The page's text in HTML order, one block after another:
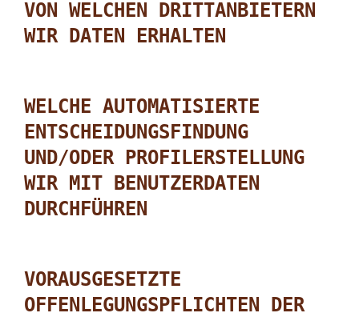
VON WELCHEN DRITTANBIETERN
WIR DATEN ERHALTEN
WELCHE AUTOMATISIERTE
ENTSCHEIDUNGSFINDUNG
UND/ODER PROFILERSTELLUNG
WIR MIT BENUTZERDATEN
DURCHFÜHREN
VORAUSGESETZTE
OFFENLEGUNGSPFLICHTEN DER